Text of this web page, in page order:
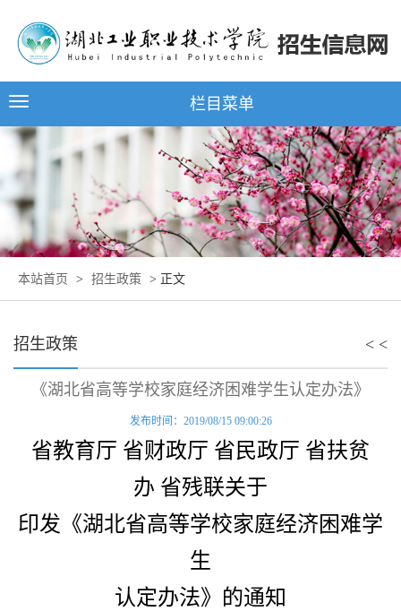
栏目菜单
本站首页 > 招生政策 > 正文
招生政策 < <
《湖北省高等学校家庭经济困难学生认定办法》
发布时间：2019/08/15 09:00:26
省教育厅 省财政厅 省民政厅 省扶贫
办 省残联关于
印发《湖北省高等学校家庭经济困难学
生
认定办法》的通知